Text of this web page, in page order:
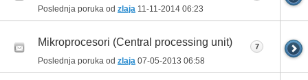
Poslednja poruka od zlaja 11-11-2014 06:23
Mikroprocesori (Central processing unit)
Poslednja poruka od zlaja 07-05-2013 06:58
7